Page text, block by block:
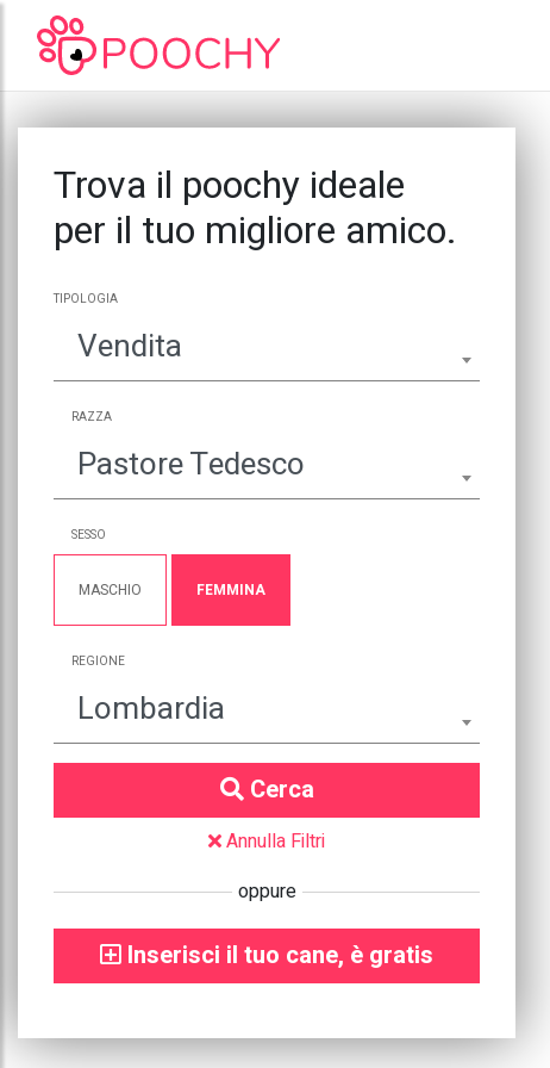
Trova il poochy ideale
per il tuo migliore amico.
TIPOLOGIA
Vendita
RAZZA
Pastore Tedesco
SESSO
MASCHIO FEMMINA
REGIONE
Lombardia
Cerca
Annulla Filtri
oppure
Inserisci il tuo cane, è gratis